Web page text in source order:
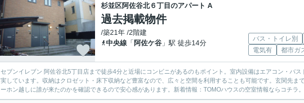
杉並区阿佐谷北６丁目のアパート A
過去掲載物件
/築21年 /2階建
中央線 「 阿佐ケ谷 」駅 徒歩14分
バス・トイレ別
電気有
都市ガ
セブンイレブン 阿佐谷北5丁目店まで徒歩4分と近場にコンビニがあるのもポイント。室内設備はエアコン・バ
実しています。収納はクロゼット・床下収納など豊富なので、広々と空間を利用することも可能です。玄関先ま
ーホン越しに誰が来たのかを確認できるので安心感があります。新着情報：TOMOハウスの空室情報ならコチラ